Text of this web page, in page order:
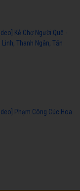
Kẻ Chợ Người Quê -
Linh, Thanh Ngân, Tấn
Phạm Công Cúc Hoa